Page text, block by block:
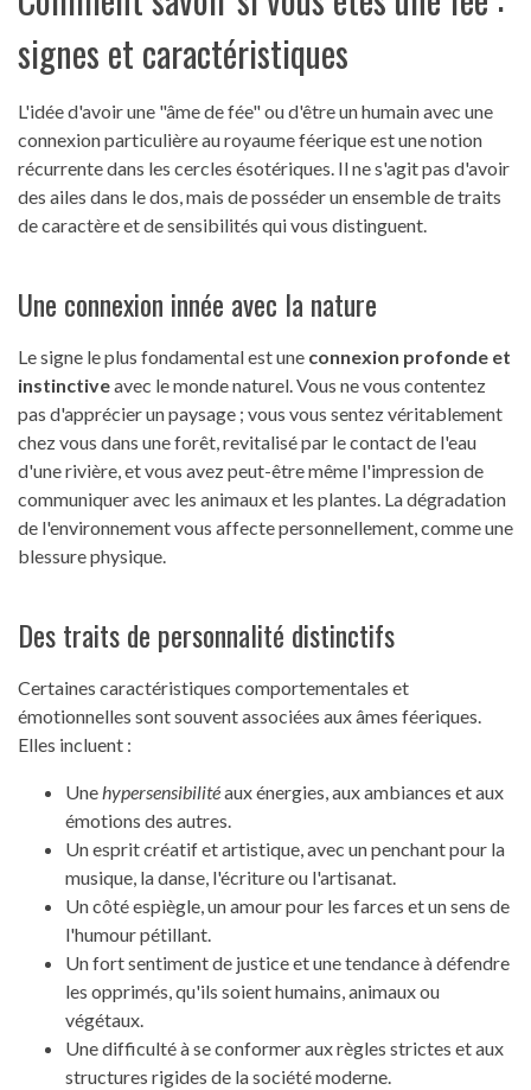
signes et caractéristiques
L'idée d'avoir une "âme de fée" ou d'être un humain avec une
connexion particulière au royaume féerique est une notion
récurrente dans les cercles ésotériques. Il ne s'agit pas d'avoir
des ailes dans le dos, mais de posséder un ensemble de traits
de caractère et de sensibilités qui vous distinguent.
Une connexion innée avec la nature
Le signe le plus fondamental est une connexion profonde et
instinctiveavec le monde naturel. Vous ne vous contentez
pas d'apprécier un paysage ; vous vous sentez véritablement
chez vous dans une forêt, revitalisé par le contact de l'eau
d'une rivière, et vous avez peut-être même l'impression de
communiquer avec les animaux et les plantes. La dégradation
de l'environnement vous affecte personnellement, comme une
blessure physique.
Des traits de personnalité distinctifs
Certaines caractéristiques comportementales et
émotionnelles sont souvent associées aux âmes féeriques.
Elles incluent :
Unehypersensibilitéaux énergies, aux ambiances et aux
émotions des autres.
Un esprit créatif et artistique, avec un penchant pour la
musique, la danse, l'écriture ou l'artisanat.
Un côté espiègle, un amour pour les farces et un sens de
l'humour pétillant.
Un fort sentiment de justice et une tendance à défendre
les opprimés, qu'ils soient humains, animaux ou
végétaux.
Une difficulté à se conformer aux règles strictes et aux
structures rigides de la société moderne.